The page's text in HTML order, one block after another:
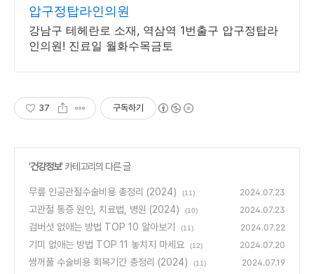
압구정탑라인의원
강남구 테헤란로 소재, 역삼역 1번출구 압구정탑라
인의원! 진료일 월화수목금토
37 구독하기
'건강정보' 카테고리의 다른 글
무릎 인공관절수술비용 총정리 (2024) (11) 2024.07.23
고관절 통증 원인, 치료법, 병원 (2024) (10) 2024.07.23
검버섯 없애는 방법 TOP 10 알아보기 (11) 2024.07.22
기미 없애는 방법 TOP 11 놓치지 마세요 (12) 2024.07.20
쌍꺼풀 수술비용 회복기간 총정리 (2024) (11) 2024.07.19